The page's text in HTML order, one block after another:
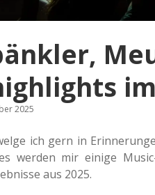
im
2025
ich gern in
werden mir einige
aus 2025.